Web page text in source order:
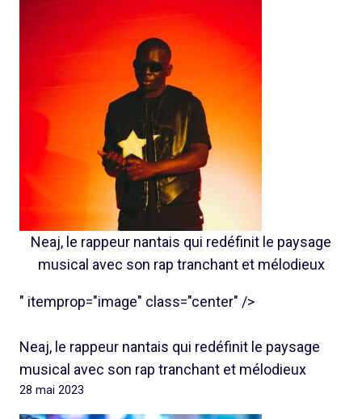
Neaj, le rappeur nantais qui redéfinit le paysage
musical avec son rap tranchant et mélodieux
" itemprop="image" class="center" />
Neaj, le rappeur nantais qui redéfinit le paysage
musical avec son rap tranchant et mélodieux
28 mai 2023